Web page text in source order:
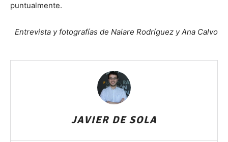
puntualmente.
Entrevista y fotografías de Naiare Rodríguez y Ana Calvo
JAVIER DE SOLA